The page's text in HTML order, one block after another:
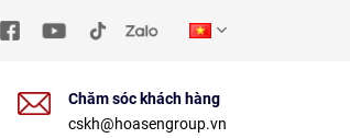
Chăm sóc khách hàng
cskh@hoasengroup.vn